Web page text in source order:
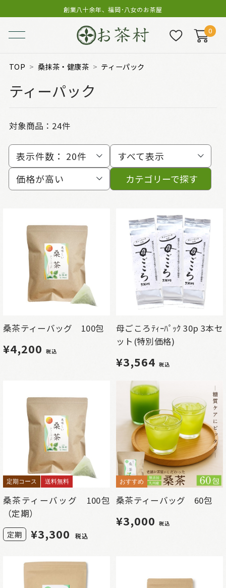
創業八十余年、福岡･八女のお茶屋
0
TOP 桑抹茶・健康茶 ティーパック
ティーパック
対象商品： 24件
表示件数： 20件
すべて表示
価格が高い
カテゴリーで探す
桑茶ティーバッグ 100包
¥4,200 税込
母ごころﾃｨｰﾊﾟｯｸ 30p 3本セ
ット(特別価格)
¥3,564 税込
定期コース 送料無料
桑茶ティーバッグ 100包
（定期）
定期 ¥3,300 税込
おすすめ
桑茶ティーバッグ 60包
¥3,000 税込